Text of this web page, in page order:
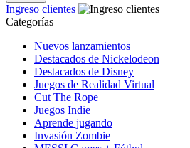
Ingreso clientes
Categorías
Nuevos lanzamientos
Destacados de Nickelodeon
Destacados de Disney
Juegos de Realidad Virtual
Cut The Rope
Juegos Indie
Aprende jugando
Invasión Zombie